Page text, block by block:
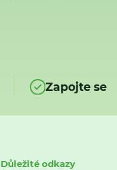
Zapojte se
Důležité odkazy